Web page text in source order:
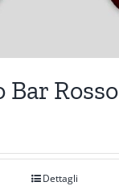
Bar Rosso
Dettagli